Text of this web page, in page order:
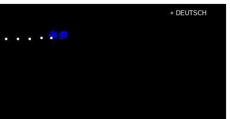
+ DEUTSCH
Instagram
TikTokYouTube
Google